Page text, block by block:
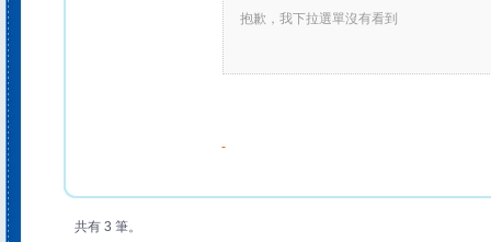
抱歉，我下拉選單沒有看到
共有 3 筆。